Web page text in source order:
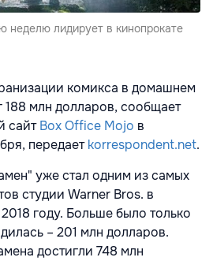
неделю лидирует в кинопрокате
комикса в домашнем
188 млн долларов, сообщает
сайтBox Office Mojo в
передаетkorrespondent.net.
уже стал одним из самых
студии Warner Bros. в
году. Больше было только
– 201 млн долларов.
достигли 748 млн